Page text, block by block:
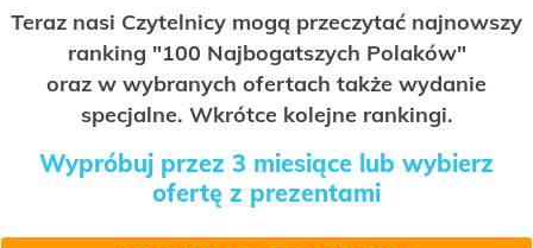
Teraz nasi Czytelnicy mogą przeczytać najnowszy
ranking "100 Najbogatszych Polaków"
oraz w wybranych ofertach także wydanie
specjalne. Wkrótce kolejne rankingi.
Wypróbuj przez 3 miesiące lub wybierz
ofertę z prezentami